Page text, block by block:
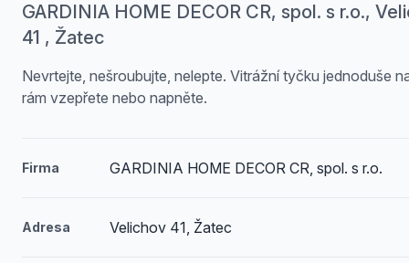
GARDINIA HOME DECOR CR, spol. s r.o.,
41 , Žatec
Nevrtejte, nešroubujte, nelepte. Vitrážní tyčku jednoduše
rám vzepřete nebo napněte.
Firma GARDINIA HOME DECOR CR, spol. s r.o.
Adresa Velichov 41, Žatec